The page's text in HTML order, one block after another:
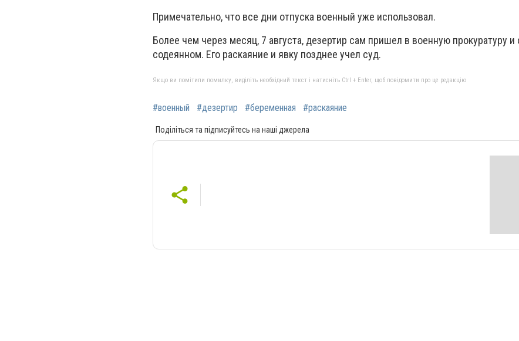
Примечательно, что все дни отпуска военный уже использовал.
Более чем через месяц, 7 августа, дезертир сам пришел в военную прокуратуру и
содеянном. Его раскаяние и явку позднее учел суд.
Якщо ви помітили помилку, виділіть необхідний текст і натисніть Ctrl + Enter, щоб повідомити про це редакцію
#военный #дезертир #беременная #раскаяние
Поділіться та підписуйтесь на наші джерела